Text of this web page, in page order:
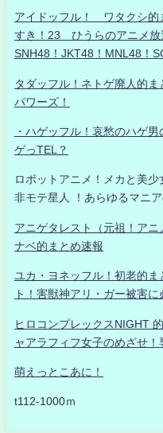
アイドッフル！ ワタクシ
すき！23 ひうらのアニメ
SNH48！JKT48！MNL48！
タダッフル！ネトゲ廃人的
パワーズ！
・ハゲッフル！哀愁のハゲ
ゲっTEL？
ロボットアニメ！メカと美
非モテ星人 ！あらゆるマニ
アニゲタレスト（元祖！ア
ナベ的まとめ速報
ユカ・ヨネッフル！初老的
ト！害獣神アリ・ガー被害
ヒロコンプレックスNIGHT
ャアラフィフ女子のめざせ
萌えっとこあに！
t112-1000ｍ